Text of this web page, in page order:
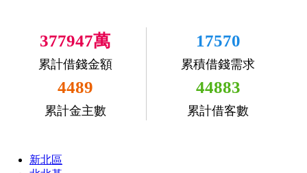
377947萬
累計借錢金額
17570
累積借錢需求
4489
累計金主數
44883
累計借客數